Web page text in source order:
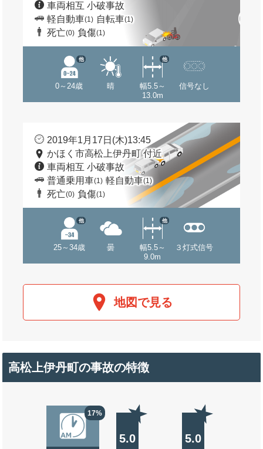
車両相互 小破事故
軽自動車(1) 自転車(1)
死亡(0) 負傷(1)
0～24歳
他
晴
幅5.5～
13.0m
他
信号なし
2019年1月17日(木)13:45
かほく市高松上伊丹町 付近
車両相互 小破事故
普通乗用車(1) 軽自動車(1)
死亡(0) 負傷(1)
25～34歳
他
曇
幅5.5～
9.0m
他
３灯式信号
地図で見る
高松上伊丹町の事故の特徴
17%
5.0 5.0